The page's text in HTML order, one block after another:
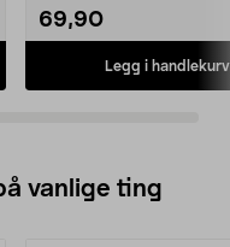
69,90
Legg i handlekurv
vanlige ting